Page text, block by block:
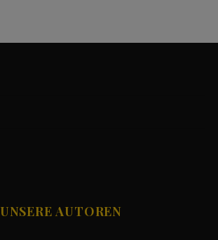
UNSERE AUTOREN